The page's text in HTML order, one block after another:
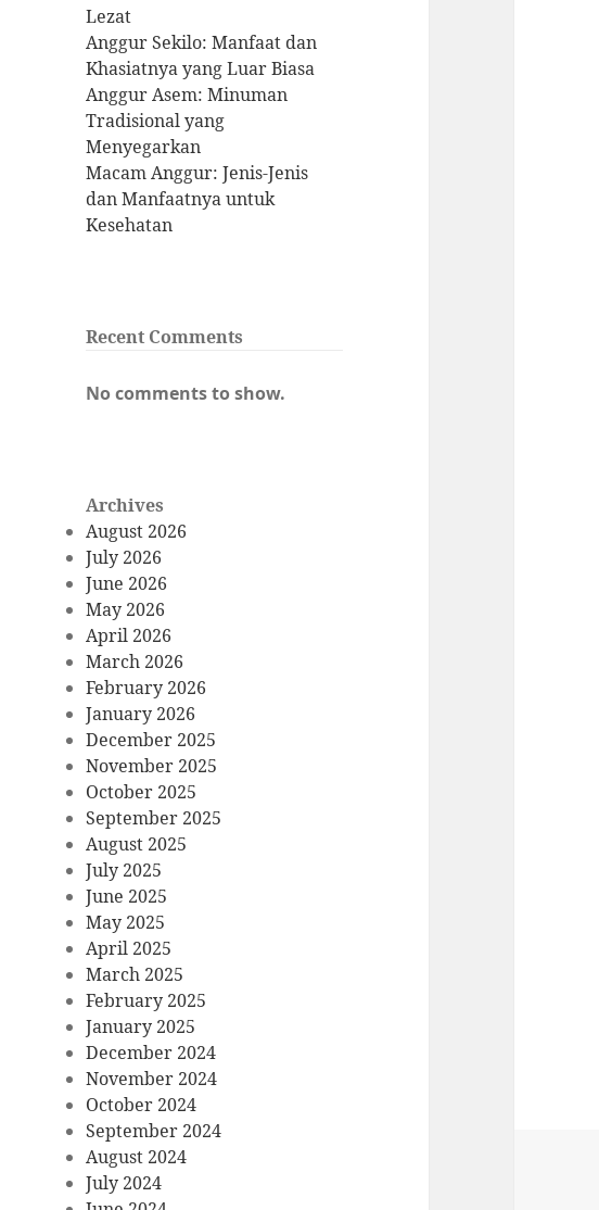
Lezat
Anggur Sekilo: Manfaat dan
Khasiatnya yang Luar Biasa
Anggur Asem: Minuman
Tradisional yang
Menyegarkan
Macam Anggur: Jenis-Jenis
dan Manfaatnya untuk
Kesehatan
Recent Comments
No comments to show.
Archives
August 2026
July 2026
June 2026
May 2026
April 2026
March 2026
February 2026
January 2026
December 2025
November 2025
October 2025
September 2025
August 2025
July 2025
June 2025
May 2025
April 2025
March 2025
February 2025
January 2025
December 2024
November 2024
October 2024
September 2024
August 2024
July 2024